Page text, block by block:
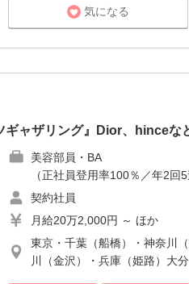
気になる
ギャザリング』Dior、hinceな
美容部員・BA
（正社員登用率100％／年2回
契約社員
月給20万2,000円 ～ ほか
東京・千葉（船橋）・神奈川
川（金沢）・兵庫（姫路）大